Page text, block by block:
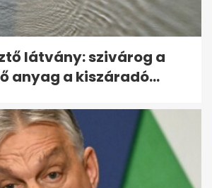
a
a Lounge
keretszerződését
látvány: szivárog a
anyag a kiszáradó...